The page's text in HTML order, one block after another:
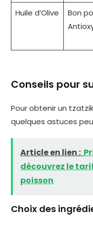
Huile d’Olive
Bon
Conseils pour
Pour obtenir un
quelques astuces
Article en lien :
découvrez le
poisson
Choix des